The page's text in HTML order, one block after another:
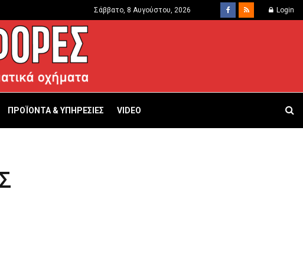
Σάββατο, 8 Αυγούστου, 2026 Login
ΠΡΟΪΟΝΤΑ & ΥΠΗΡΕΣΙΕΣ VIDEO